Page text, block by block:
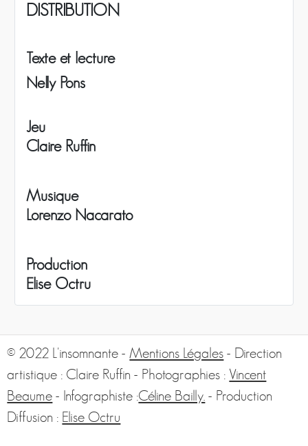
DISTRIBUTION
Texte et lecture
Nelly Pons
Jeu
Claire Ruffin
Musique
Lorenzo Nacarato
Production
Elise Octru
© 2022 L'insomnante -Mentions Légales - Direction
artistique : Claire Ruffin - Photographies : Vincent
Beaume - Infographiste :Céline Bailly. - Production
Diffusion : Elise Octru